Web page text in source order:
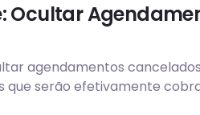
Ocultar
agendamentos
que serão efetivamente